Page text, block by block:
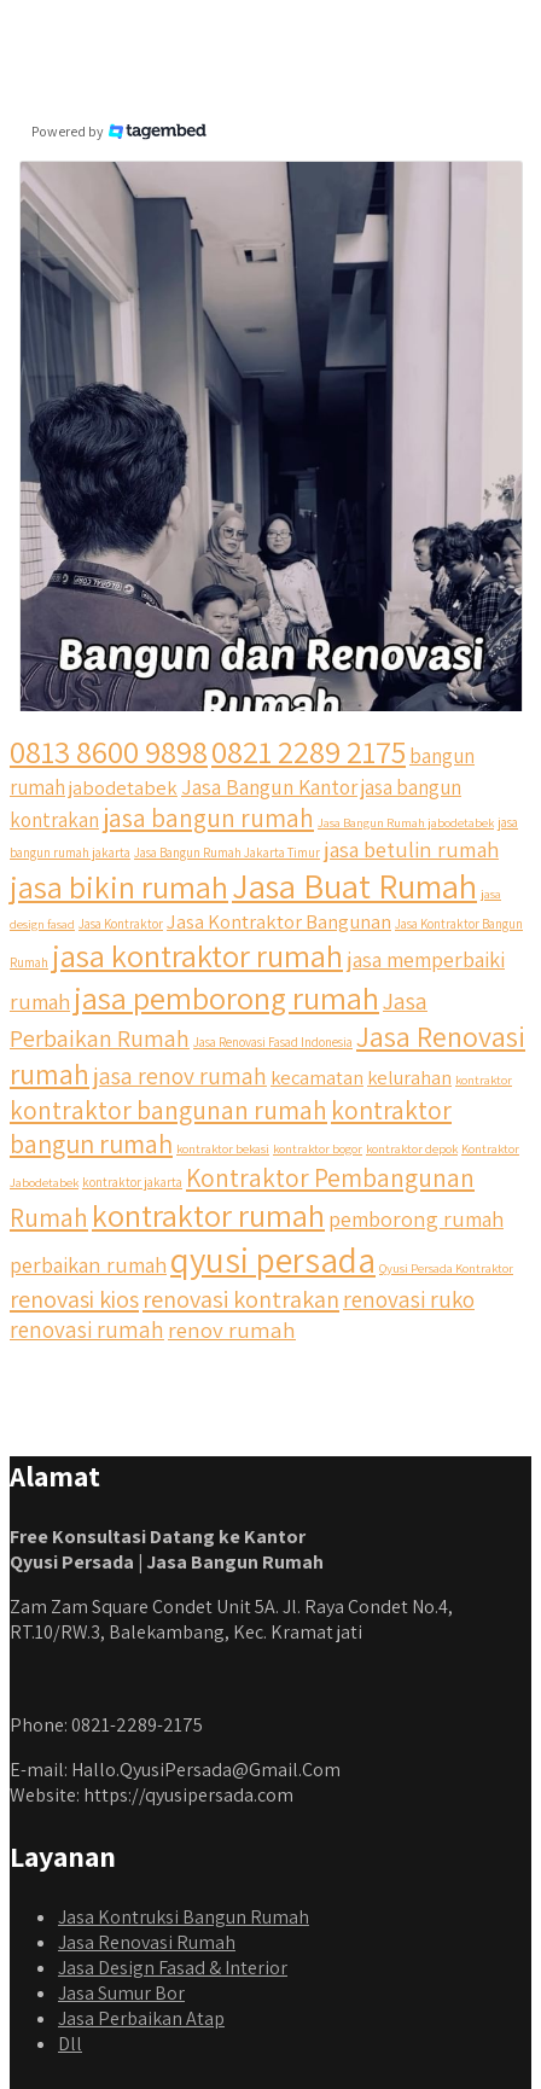
Powered by
qyusipersada
@qyusipersada 3 years ago
Siapa yang udah masuk List untuk Bangun dan Renovasi
rumah Di @qyusipersada dengan sistem Cicilan ?? 🤗
Untuk informasi lebih lanjut terkait program cicilan ini temen
temen bisa langsung klik link di bio yaa
#jasabangunrumahjakarta #jasarenovasirumahjakarta
#kontraktorjakarta #kontraktorbangunan
#kontraktorbangunanrumah #kontraktorbangunanjakarta
#jasabangunrumahjabodetabek #qyusipersada
0813 8600 98980821 2289 2175 bangun
rumahjabodetabek Jasa Bangun Kantorjasa bangun
kontrakan jasa bangun rumah Jasa Bangun Rumah jabodetabek jasa
bangun rumah jakarta Jasa Bangun Rumah Jakarta Timur jasa betulin rumah
jasa bikin rumahJasa Buat Rumah jasa
design fasad Jasa Kontraktor Jasa Kontraktor Bangunan Jasa Kontraktor Bangun
Rumah jasa kontraktor rumah jasa memperbaiki
rumah jasa pemborong rumahJasa
Perbaikan Rumah Jasa Renovasi Fasad Indonesia Jasa Renovasi
rumah jasa renov rumah kecamatan kelurahan kontraktor
kontraktor bangunan rumah kontraktor
bangun rumah kontraktor bekasi kontraktor bogor kontraktor depok Kontraktor
Jabodetabek kontraktor jakarta Kontraktor Pembangunan
Rumah kontraktor rumah pemborong rumah
perbaikan rumah qyusi persada Qyusi Persada Kontraktor
renovasi kiosrenovasi kontrakanrenovasi ruko
renovasi rumah renov rumah
Alamat
Free Konsultasi Datang ke Kantor
Qyusi Persada | Jasa Bangun Rumah
Zam Zam Square Condet Unit 5A. Jl. Raya Condet No.4,
RT.10/RW.3, Balekambang, Kec. Kramat jati
Phone: 0821-2289-2175
E-mail: Hallo.QyusiPersada@Gmail.Com
Website: https://qyusipersada.com
Layanan
Jasa Kontruksi Bangun Rumah
Jasa Renovasi Rumah
Jasa Design Fasad & Interior
Jasa Sumur Bor
Jasa Perbaikan Atap
Dll